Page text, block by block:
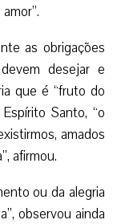
as obrigações
desejar e
que é “fruto do
Santo, “o
amados
afirmou.
ou da alegria
observou ainda